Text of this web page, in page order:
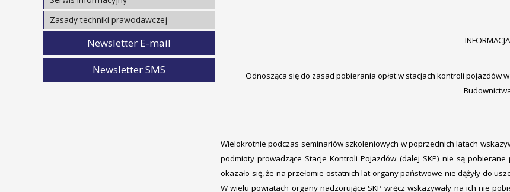
Prezentacje materiałów z seminariów
Regulaminy EKG ONZ
Ustawy i rozporządzenia
Umowa Europejska (ADR)
Opinie prawne
Stanowiska w sprawie stosowania
Rozporządzenia
Warto wiedzieć
Wyjaśnianie spraw
Zasady techniki prawodawczej
Unijne
Opracowania
Newsletter E-mail
Newsletter SMS
INFORMACJA
Odnosząca się do zasad pobierania opłat w stacjach kontroli
Wielokrotnie podczas seminariów szkoleniowych w poprzednich latach
podmioty prowadzące Stacje Kontroli Pojazdów (dalej SKP) nie są
okazało się, że na przełomie ostatnich lat organy państwowe nie dążyły do
W wielu powiatach organy nadzorujące SKP wręcz wskazywały na ich nie